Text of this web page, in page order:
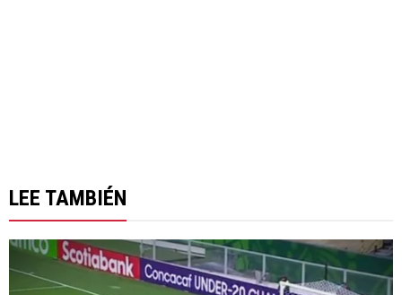
LEE TAMBIÉN